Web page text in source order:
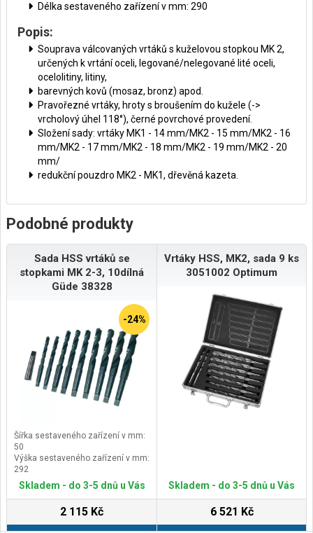
Délka sestaveného zařízení v mm: 290
Popis:
Souprava válcovaných vrtáků s kuželovou stopkou MK 2,
určených k vrtání oceli, legované/nelegované lité oceli,
ocelolitiny, litiny,
barevných kovů (mosaz, bronz) apod.
Pravořezné vrtáky, hroty s broušením do kužele (->
vrcholový úhel 118°), černé povrchové provedení.
Složení sady: vrtáky MK1 - 14 mm/MK2 - 15 mm/MK2 - 16
mm/MK2 - 17 mm/MK2 - 18 mm/MK2 - 19 mm/MK2 - 20
mm/
redukční pouzdro MK2 - MK1, dřevěná kazeta.
Podobné produkty
Sada HSS vrtáků se
stopkami MK 2-3, 10dílná
Güde 38328
-24%
Šířka sestaveného zařízení v mm:
50
Výška sestaveného zařízení v mm:
292
Délka sestaveného zařízení v mm:
320
Skladem - do 3-5 dnů u Vás
2 115 Kč
Vrtáky HSS, MK2, sada 9 ks
3051002 Optimum
Skladem - do 3-5 dnů u Vás
6 521 Kč